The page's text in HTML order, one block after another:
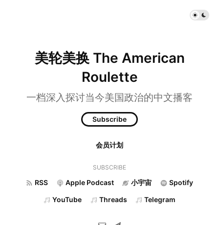
美轮美换 The American
Roulette
一档深入探讨当今美国政治的中文播客
Subscribe
会员计划
SUBSCRIBE
RSS Apple Podcast 小宇宙 Spotify
YouTube Threads Telegram